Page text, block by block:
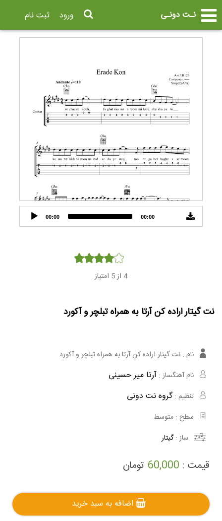
نـت دونـی ثبت نام ورود
Audio
Player
00:00 00:00
4 از 5 امتیاز
نت گیتار اراده کن آرتا به همراه تبلچر و آکورد
نام : نت گیتار اراده کن آرتا به همراه تبلچر و آکورد
نام آهنگساز : آرتا میر حسینی
تنظیم :گروه نت دونی
سطح : متوسط
ساز :گیتار
قیمت : 60,000 تومان
اضافه به سبد خرید